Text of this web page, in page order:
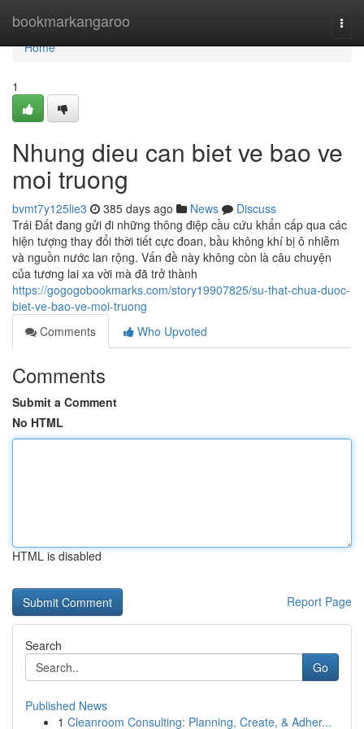
bookmarkangaroo
Home
Home
1
Nhung dieu can biet ve bao ve
moi truong
bvmt7y125lie3 385 days ago News
Discuss
Trái Đất đang gửi đi những thông điệp cầu cứu khẩn cấp qua các
hiện tượng thay đổi thời tiết cực đoan, bầu không khí bị ô nhiễm
và nguồn nước lan rộng. Vấn đề này không còn là câu chuyện
của tương lai xa vời mà đã trở thành
https://gogogobookmarks.com/story19907825/su-that-chua-duoc-
biet-ve-bao-ve-moi-truong
Comments
Who Upvoted
Comments
Submit a Comment
No HTML
HTML is disabled
Report Page
Search
Go
Published News
1 Cleanroom Consulting: Planning, Create, & Adher...